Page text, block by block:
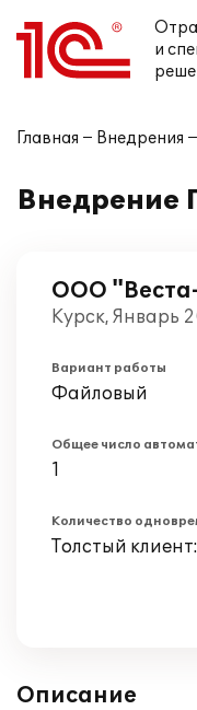
и
Главная Внедрения
Внедрение
ООО
Курск, Январь
Вариант работы
Файловый
Общее число
1
Количество
Толстый клиент:
Описание